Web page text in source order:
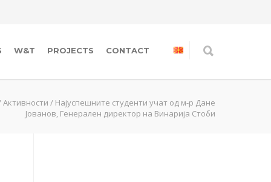
W&T PROJECTS CONTACT
Активности / Најуспешните студенти учат од м-р Дане
Јованов, Генерален директор на Винарија Стоби